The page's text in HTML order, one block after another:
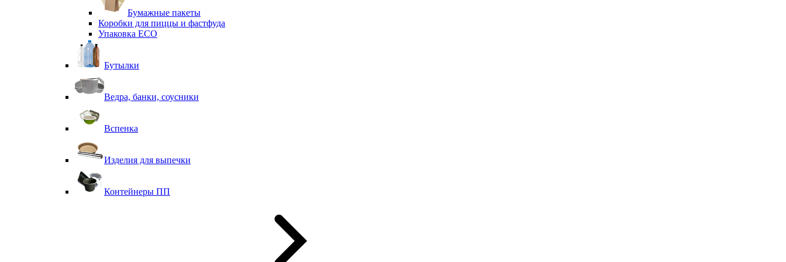
Бумажные пакеты
Коробки для пиццы и фастфуда
Упаковка ECO
Бутылки
Ведра, банки, соусники
Вспенка
Изделия для выпечки
Контейнеры ПП